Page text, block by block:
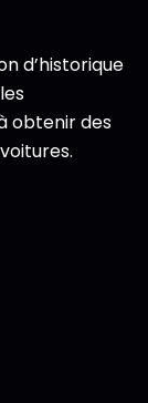
d’historique
obtenir des